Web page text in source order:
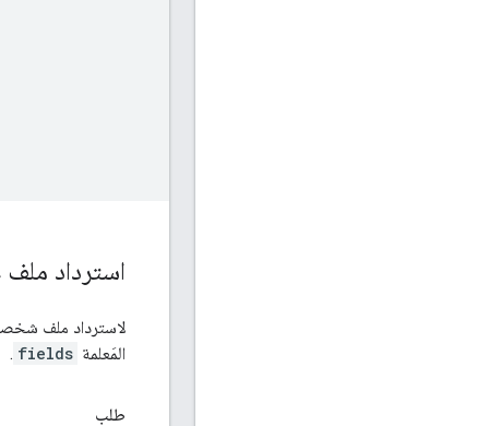
استرداد
لاسترداد ملف
المَعلمة fields
.
طلب